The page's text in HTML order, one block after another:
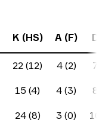
K (HS) A (F) D
22 (12) 4 (2) 7
15 (4) 4 (3) 8
24 (8) 3 (0)